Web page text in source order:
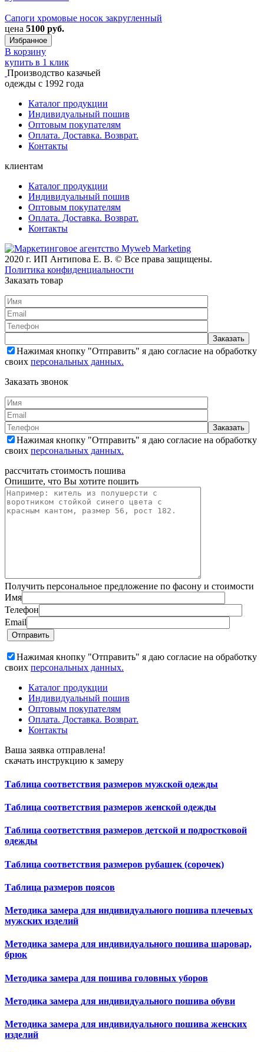
Сапоги хромовые носок закругленный
цена 5100 руб.
Избранное
В корзину
купить в 1 клик
Производство казачьей
одежды с 1992 года
Каталог продукции
Индивидуальный пошив
Оптовым покупателям
Оплата. Доставка. Возврат.
Контакты
клиентам
Каталог продукции
Индивидуальный пошив
Оптовым покупателям
Оплата. Доставка. Возврат.
Контакты
2020 г. ИП Антипова Е. В. © Все права защищены.
Политика конфиденциальности
Заказать товар
Нажимая кнопку "Отправить" я даю согласие на обработку
своих персональных данных.
Заказать звонок
Нажимая кнопку "Отправить" я даю согласие на обработку
своих персональных данных.
рассчитать стоимость пошива
Опишите, что Вы хотите пошить
Получить персональное предложение по фасону и стоимости
Имя
Телефон
Email
Нажимая кнопку "Отправить" я даю согласие на обработку
своих персональных данных.
Каталог продукции
Индивидуальный пошив
Оптовым покупателям
Оплата. Доставка. Возврат.
Контакты
Ваша заявка отправлена!
скачать инструкцию к замеру
Таблица соответствия размеров мужской одежды
Таблица соответствия размеров женской одежды
Таблица соответствия размеров детской и подростковой
одежды
Таблица соответствия размеров рубашек (сорочек)
Таблица размеров поясов
Методика замера для индивидуального пошива плечевых
мужских изделий
Методика замера для индивидуального пошива шаровар,
брюк
Методика замера для пошива головных уборов
Методика замера для индивидуального пошива обуви
Методика замера для индивидуального пошива женских
изделий